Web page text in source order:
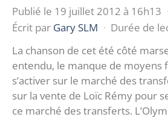
Publié le 19 juillet 2012 à 16h13 ·
Écrit par Gary SLM · Durée de
La chanson de cet été côté
entendu, le manque de moyens
s’activer sur le marché des
sur la vente de Loïc Rémy pour
ce marché des transferts.